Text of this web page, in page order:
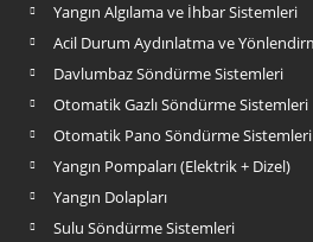
Yangın Algılama ve İhbar Sistemleri
Acil Durum Aydınlatma ve
Davlumbaz Söndürme Sistemleri
Otomatik Gazlı Söndürme Sistemleri
Otomatik Pano Söndürme Sistemleri
Yangın Pompaları (Elektrik + Dizel)
Yangın Dolapları
Sulu Söndürme Sistemleri